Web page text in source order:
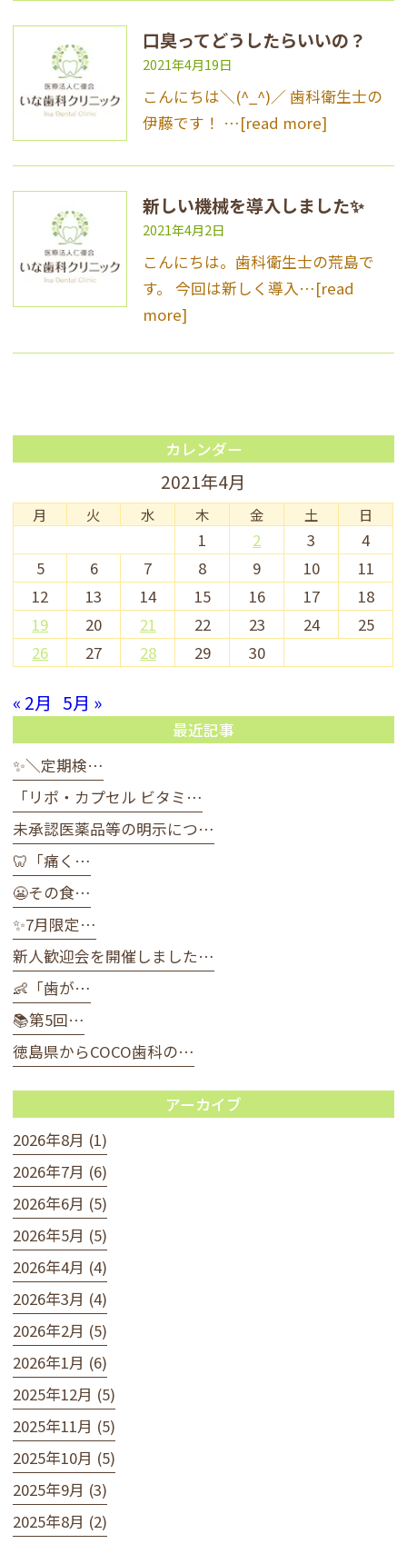
口臭ってどうしたらいいの？
2021年4月19日
こんにちは＼(^_^)／ 歯科衛生士の
伊藤です！ …[read more]
新しい機械を導入しました✨
2021年4月2日
こんにちは。歯科衛生士の荒島で
す。 今回は新しく導入…[read
more]
カレンダー
2021年4月
月 火 水 木 金 土 日
1 2 3
4
5
6 7 8 9 10
11
12
13 14 15 16 17
18
19
20 21 22 23 24
25
26
27 28 29 30
« 2月 5月 »
最近記事
✨＼定期検…
「リポ・カプセル ビタミ…
未承認医薬品等の明示につ…
🦷「痛く…
😬その食…
✨7月限定…
新人歓迎会を開催しました…
👶「歯が…
📚第5回…
徳島県からCOCO歯科の…
アーカイブ
2026年8月 (1)
2026年7月 (6)
2026年6月 (5)
2026年5月 (5)
2026年4月 (4)
2026年3月 (4)
2026年2月 (5)
2026年1月 (6)
2025年12月 (5)
2025年11月 (5)
2025年10月 (5)
2025年9月 (3)
2025年8月 (2)